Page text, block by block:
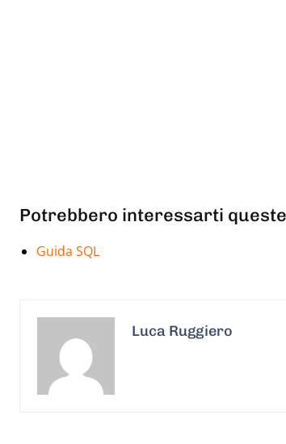
Potrebbero interessarti
Guida SQL
Luca Ruggiero